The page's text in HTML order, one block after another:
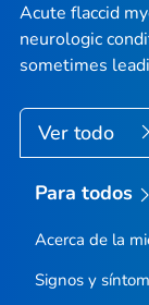
Acute flaccid
neurologic
sometimes
Ver todo
Para todos
Acerca de la
Signos y